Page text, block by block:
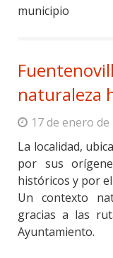
municipio
naturaleza
17 de enero de
La localidad,
por sus
históricos y por
Un contexto
gracias a las
Ayuntamiento.